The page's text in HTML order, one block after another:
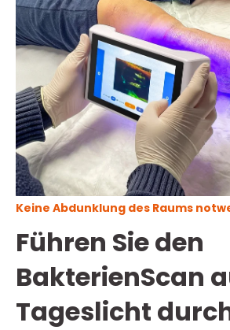
Keine Abdunklung des Raums
Führen Sie den
BakterienScan
Tageslicht